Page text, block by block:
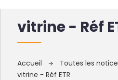
vitrine - Réf
Accueil
Toutes les
vitrine - Réf ETR